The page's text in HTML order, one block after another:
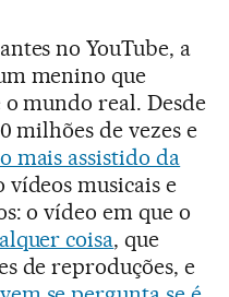
no YouTube, a
menino que
mundo real. Desde
milhões de vezes e
mais assistido da
musicais e
o vídeo em que o
coisa, que
de reproduções, e